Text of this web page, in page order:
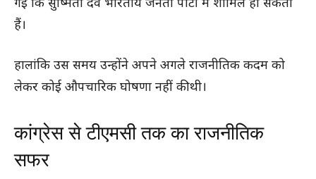
गई कि सुष्मिता देव भारतीय जनता पार्टी में शामिल हो सकती
हैं।
हालांकि उस समय उन्होंने अपने अगले राजनीतिक कदम को
लेकर कोई औपचारिक घोषणा नहीं की थी।
कांग्रेस से टीएमसी तक का राजनीतिक
सफर